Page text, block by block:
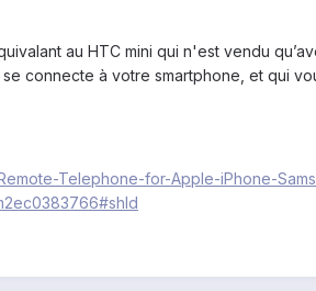
au HTC mini qui n'est vendu
connecte à votre smartphone, et qui
Telephone-for-Apple-iPhone-